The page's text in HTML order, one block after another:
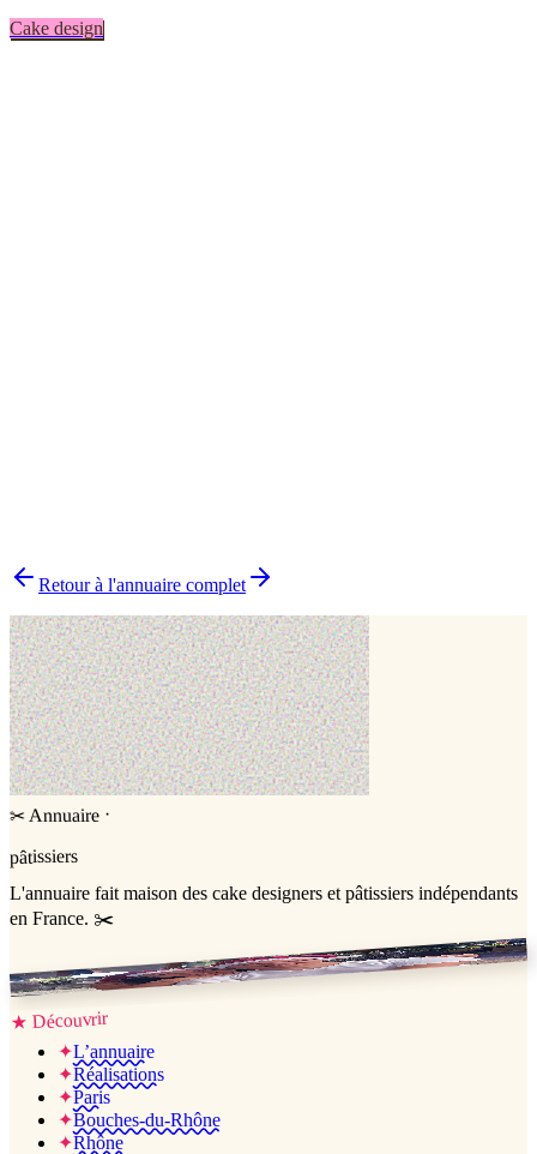
Cake design
Pourquoi choisir un pâtissier indépendant ?
Retour à l'annuaire complet
✂ Annuaire ·
pâtissiers
L'annuaire fait maison des cake designers et pâtissiers indépendants
en France. ✂️
Jessica & Jérémy ♡
★ Découvrir
✦L’annuaire
✦Réalisations
✦Paris
✦Bouches-du-Rhône
✦Rhône